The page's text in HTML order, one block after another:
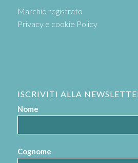
Marchio registrato
Privacy e cookie Policy
ISCRIVITI ALLA
Nome
Cognome